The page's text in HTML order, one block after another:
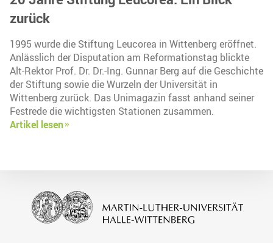
zurück
1995 wurde die Stiftung Leucorea in Wittenberg eröffnet.
Anlässlich der Disputation am Reformationstag blickte
Alt-Rektor Prof. Dr. Dr.-Ing. Gunnar Berg auf die Geschichte
der Stiftung sowie die Wurzeln der Universität in
Wittenberg zurück. Das Unimagazin fasst anhand seiner
Festrede die wichtigsten Stationen zusammen.
Artikel lesen